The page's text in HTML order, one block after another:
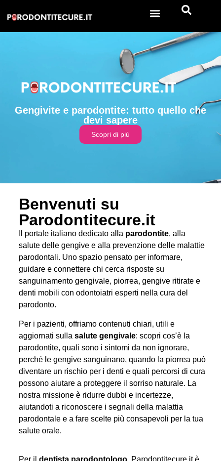
Gengivite e parodontite: tutto quello che
devi sapere
Scopri di più
Benvenuti su
Parodontitecure.it
Il portale italiano dedicato alla parodontite, alla
salute delle gengive e alla prevenzione delle malattie
parodontali. Uno spazio pensato per informare,
guidare e connettere chi cerca risposte su
sanguinamento gengivale, piorrea, gengive ritirate e
denti mobili con odontoiatri esperti nella cura del
parodonto.
Per i pazienti, offriamo contenuti chiari, utili e
aggiornati sullasalute gengivale: scopri cos’è la
parodontite, quali sono i sintomi da non ignorare,
perché le gengive sanguinano, quando la piorrea può
diventare un rischio per i denti e quali percorsi di cura
possono aiutare a proteggere il sorriso naturale. La
nostra missione è ridurre dubbi e incertezze,
aiutandoti a riconoscere i segnali della malattia
parodontale e a fare scelte più consapevoli per la tua
salute orale.
Per ildentista parodontologo, Parodontitecure.it è